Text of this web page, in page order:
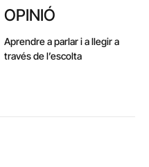
OPINIÓ
Aprendre a parlar i a llegir a
través de l’escolta